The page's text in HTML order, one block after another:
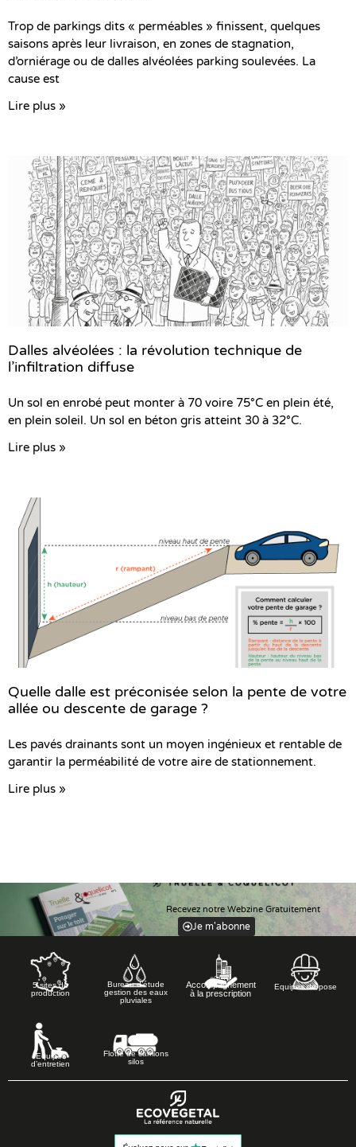
Trop de parkings dits « perméables » finissent, quelques
saisons après leur livraison, en zones de stagnation,
d’orniérage ou de dalles alvéolées parking soulevées. La
cause est
Lire plus »
Dalles alvéolées : la révolution technique de
l’infiltration diffuse
Un sol en enrobé peut monter à 70 voire 75°C en plein été,
en plein soleil. Un sol en béton gris atteint 30 à 32°C.
Lire plus »
Quelle dalle est préconisée selon la pente de votre
allée ou descente de garage ?
Les pavés drainants sont un moyen ingénieux et rentable de
garantir la perméabilité de votre aire de stationnement.
Lire plus »
Recevez notre Webzine Gratuitement
Je m'abonne
5 sites de
production
Bureau d’étude
gestion des eaux
pluviales
Accompagnement
à la prescription
Equipes de pose
Equipes
d’entretien
Flotte de camions
silos